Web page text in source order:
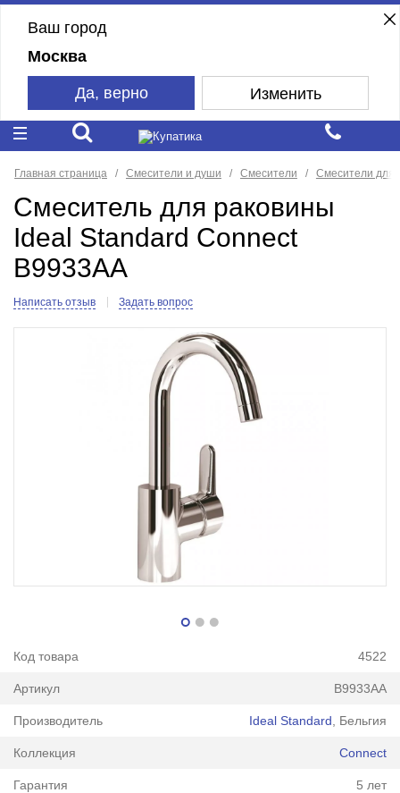
Ваш город
Москва
Да, верно Изменить
Главная страница Смесители и души Смесители Смесители для
Смеситель для раковины
Ideal Standard Connect
B9933AA
Написать отзыв Задать вопрос
Код товара 4522
Артикул B9933AA
Производитель Ideal Standard , Бельгия
Коллекция Connect
Гарантия 5 лет